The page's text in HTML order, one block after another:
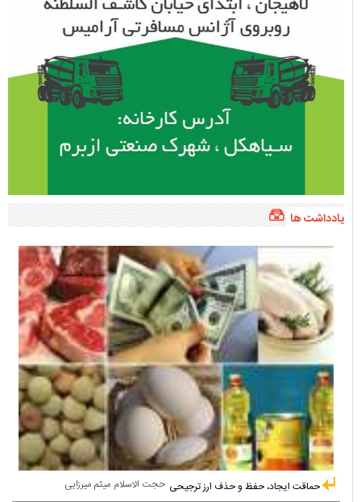
یادداشت ها
حجت الاسلام میثم میرزایی حماقت ایجاد، حفظ و حذف ارز ترجیحی